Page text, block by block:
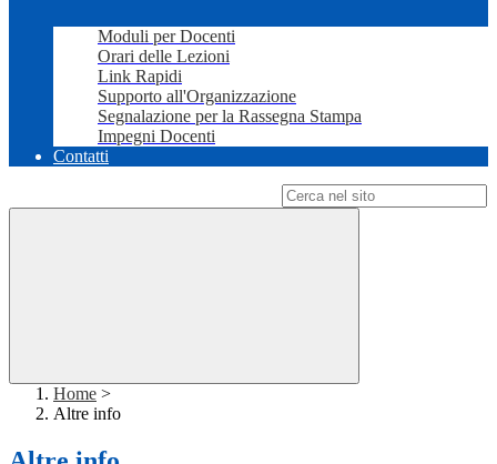
Moduli per Docenti
Orari delle Lezioni
Link Rapidi
Supporto all'Organizzazione
Segnalazione per la Rassegna Stampa
Impegni Docenti
Contatti
Home >
Altre info